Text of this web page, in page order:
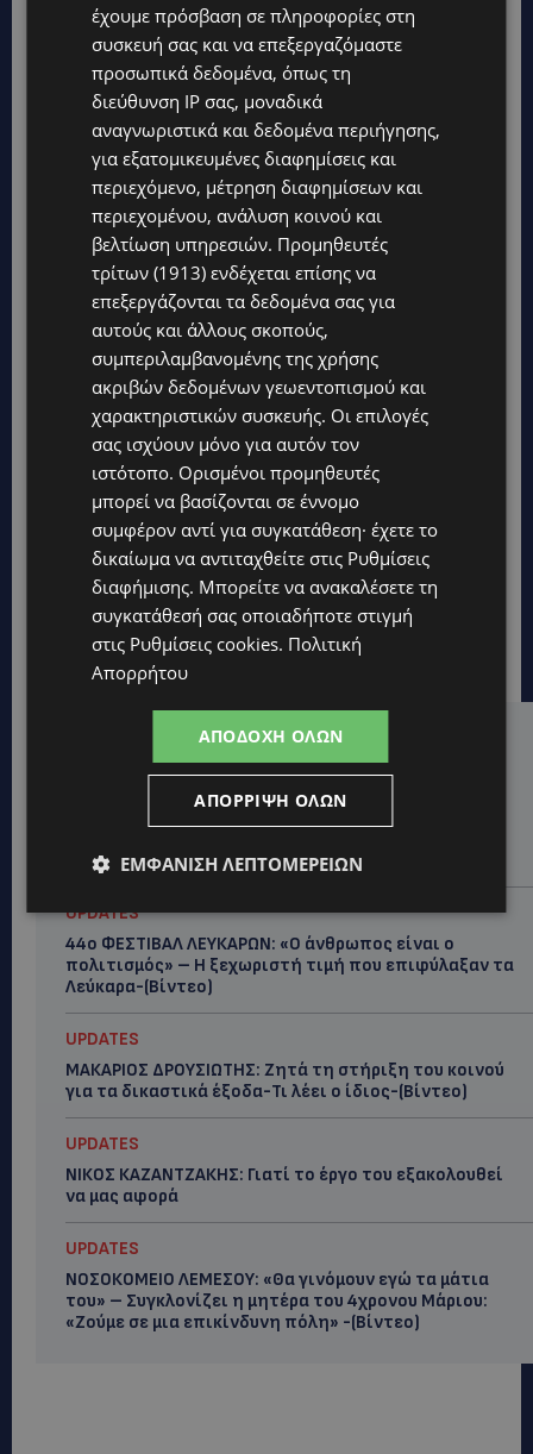
χαρτοφυλάκιο Κοινωνικής Πρόνοιας στον ΔΗΣΥ
UPDATES
44ο ΦΕΣΤΙΒΑΛ ΛΕΥΚΑΡΩΝ: «Ο άνθρωπος είναι ο
πολιτισμός» – Η ξεχωριστή τιμή που επιφύλαξαν τα
Λεύκαρα-(Βίντεο)
UPDATES
ΜΑΚΑΡΙΟΣ ΔΡΟΥΣΙΩΤΗΣ: Ζητά τη στήριξη του κοινού
για τα δικαστικά έξοδα-Τι λέει ο ίδιος-(Βίντεο)
UPDATES
ΝΙΚΟΣ ΚΑΖΑΝΤΖΑΚΗΣ: Γιατί το έργο του εξακολουθεί
να μας αφορά
UPDATES
ΝΟΣΟΚΟΜΕΙΟ ΛΕΜΕΣΟΥ: «Θα γινόμουν εγώ τα μάτια
του» – Συγκλονίζει η μητέρα του 4χρονου Μάριου:
«Ζούμε σε μια επικίνδυνη πόλη» -(Βίντεο)
έχουμε πρόσβαση σε πληροφορίες στη
συσκευή σας και να επεξεργαζόμαστε
προσωπικά δεδομένα, όπως τη
διεύθυνση IP σας, μοναδικά
αναγνωριστικά και δεδομένα περιήγησης,
για εξατομικευμένες διαφημίσεις και
περιεχόμενο, μέτρηση διαφημίσεων και
περιεχομένου, ανάλυση κοινού και
βελτίωση υπηρεσιών. Προμηθευτές
τρίτων (1913) ενδέχεται επίσης να
επεξεργάζονται τα δεδομένα σας για
αυτούς και άλλους σκοπούς,
συμπεριλαμβανομένης της χρήσης
ακριβών δεδομένων γεωεντοπισμού και
χαρακτηριστικών συσκευής. Οι επιλογές
σας ισχύουν μόνο για αυτόν τον
ιστότοπο. Ορισμένοι προμηθευτές
μπορεί να βασίζονται σε έννομο
συμφέρον αντί για συγκατάθεση· έχετε το
δικαίωμα να αντιταχθείτε στις Ρυθμίσεις
διαφήμισης. Μπορείτε να ανακαλέσετε τη
συγκατάθεσή σας οποιαδήποτε στιγμή
στις Ρυθμίσεις cookies. Πολιτική
Απορρήτου
ΑΠΟΔΟΧΉ ΌΛΩΝ
ΑΠΌΡΡΙΨΗ ΌΛΩΝ
ΕΜΦΆΝΙΣΗ ΛΕΠΤΟΜΕΡΕΙΏΝ